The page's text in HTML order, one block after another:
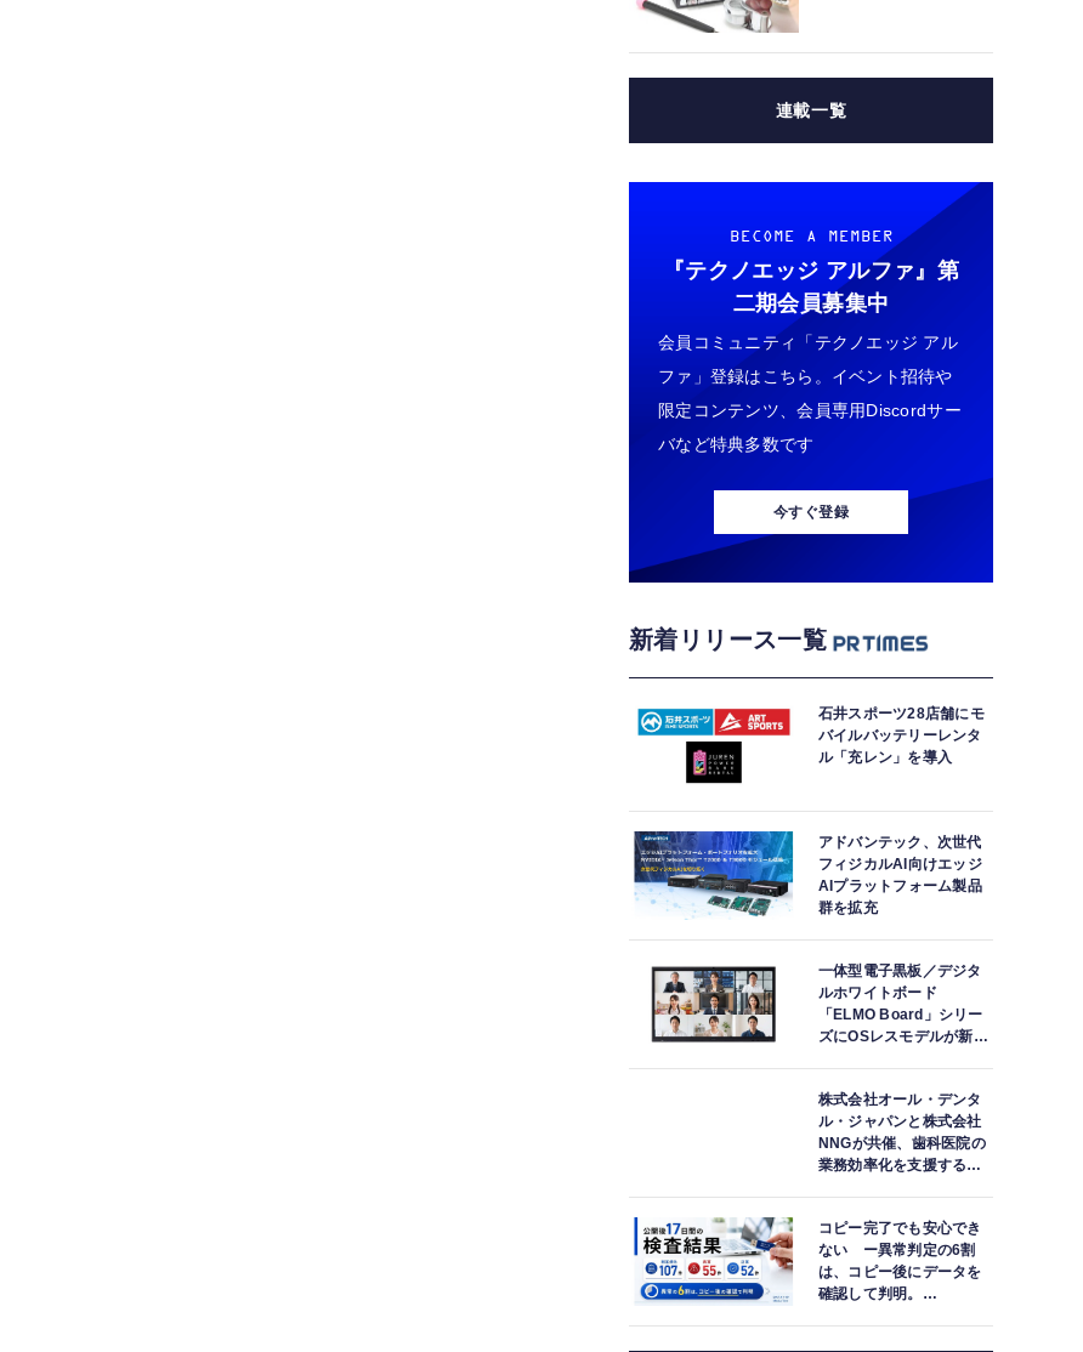
連載一覧
BECOME A MEMBER
『テクノエッジ アルファ』 第
二期会員募集中
会員コミュニティ「テクノエッジ アル
ファ」登録はこちら。イベント招待や
限定コンテンツ、会員専用Discordサー
バなど特典多数です
今すぐ登録
新着リリース一覧
石井スポーツ28店舗にモ
バイルバッテリーレンタ
ル「充レン」を導入
アドバンテック、次世代
フィジカルAI向けエッジ
AIプラットフォーム製品
群を拡充
一体型電子黒板／デジタ
ルホワイトボード
「ELMO Board」シリー
ズにOSレスモデルが新登
株式会社オール・デンタ
ル・ジャパンと株式会社
NNGが共催、歯科医院の
業務効率化を支援する院
紹介
コピー完了でも安心でき
ない ー異常判定の6割
は、コピー後にデータを
確認して判明。